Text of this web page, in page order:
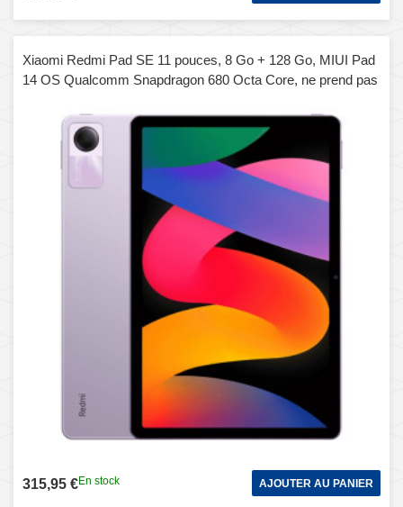
Xiaomi Redmi Pad SE 11 pouces, 8 Go + 128 Go, MIUI Pad
14 OS Qualcomm Snapdragon 680 Octa Core, ne prend pas
315,95 €En stock AJOUTER AU PANIER